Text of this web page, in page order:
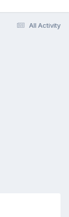
All Activity